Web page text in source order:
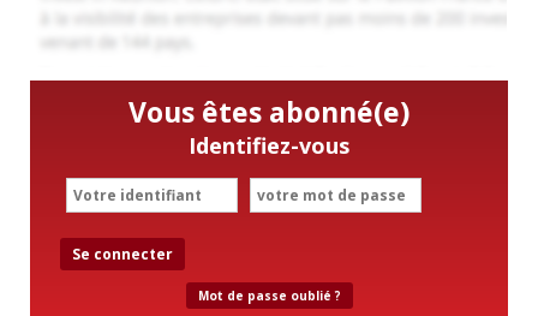
Vous êtes abonné(e)
Identifiez-vous
Se connecter
Mot de passe oublié ?